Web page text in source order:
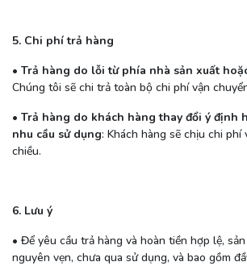
5. Chi phí trả hàng
• Trả hàng do lỗi từ phía nhà sản xuất
Chúng tôi sẽ chi trả toàn bộ chi phí vận
• Trả hàng do khách hàng thay đổi ý định
nhu cầu sử dụng: Khách hàng sẽ chịu chi phí
chiều.
6. Lưu ý
• Để yêu cầu trả hàng và hoàn tiền hợp lệ,
nguyên vẹn, chưa qua sử dụng, và bao gồm